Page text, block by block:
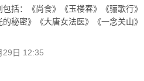
包括：《尚食》《玉楼春》《骊歌行
的秘密》《大唐女法医》《一念关山
29日 12:35